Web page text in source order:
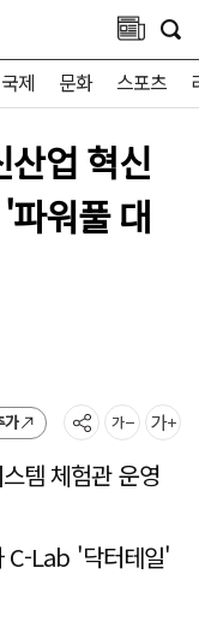
국제 문화 스포츠
산업 혁신
워풀 대
가
템 체험관 운영
C-Lab '닥터테일'